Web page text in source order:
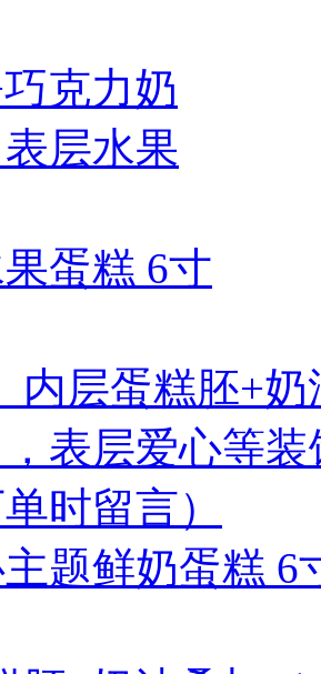
蛋糕 6寸
题鲜奶蛋糕 6